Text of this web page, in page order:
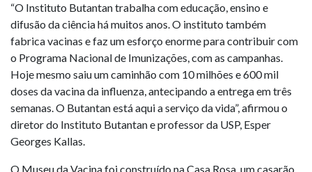
“O Instituto Butantan trabalha com educação, ensino e
difusão da ciência há muitos anos. O instituto também
fabrica vacinas e faz um esforço enorme para contribuir com
o Programa Nacional de Imunizações, com as campanhas.
Hoje mesmo saiu um caminhão com 10 milhões e 600 mil
doses da vacina da influenza, antecipando a entrega em três
semanas. O Butantan está aqui a serviço da vida”, afirmou o
diretor do Instituto Butantan e professor da USP, Esper
Georges Kallas.
O Museu da Vacina foi construído na Casa Rosa, um casarão